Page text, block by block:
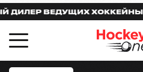
ВЕДУЩИХ ХОККЕЙНЫХ